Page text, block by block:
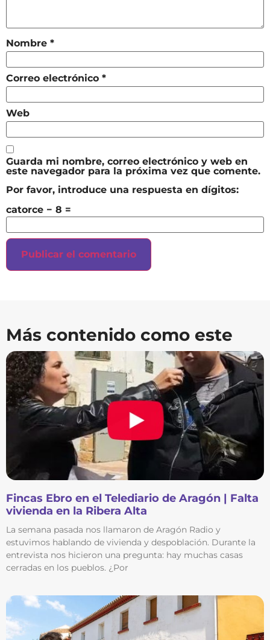
Nombre *
Correo electrónico *
Web
Guarda mi nombre, correo electrónico y web en
este navegador para la próxima vez que comente.
Por favor, introduce una respuesta en dígitos:
catorce − 8 =
Más contenido como este
Fincas Ebro en el Telediario de Aragón | Falta
vivienda en la Ribera Alta
La semana pasada nos llamaron de Aragón Radio y
estuvimos hablando de vivienda y despoblación. Durante la
entrevista nos hicieron una pregunta: hay muchas casas
cerradas en los pueblos. ¿Por